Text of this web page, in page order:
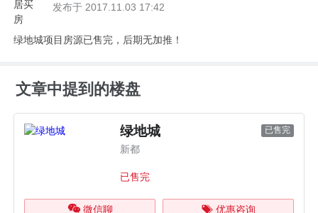
发布于 2017.11.03 17:42
绿地城项目房源已售完，后期无加推！
文章中提到的楼盘
绿地城 已售完
新都
已售完
微信聊 优惠咨询